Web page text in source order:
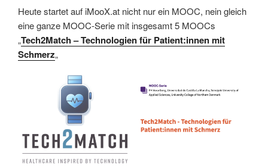
Heute startet auf iMooX.at nicht nur ein MOOC, nein gleich
eine ganze MOOC-Serie mit insgesamt 5 MOOCs
„Tech2Match – Technologien für Patient:innen mit
Schmerz„